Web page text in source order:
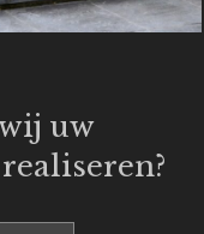
uw